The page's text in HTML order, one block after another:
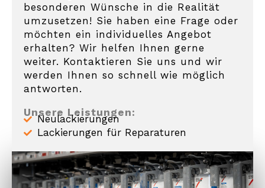
besonderen Wünsche in die Realität
umzusetzen! Sie haben eine Frage oder
möchten ein individuelles Angebot
erhalten? Wir helfen Ihnen gerne
weiter. Kontaktieren Sie uns und wir
werden Ihnen so schnell wie möglich
antworten.
Unsere Leistungen:
Neulackierungen
Lackierungen für Reparaturen